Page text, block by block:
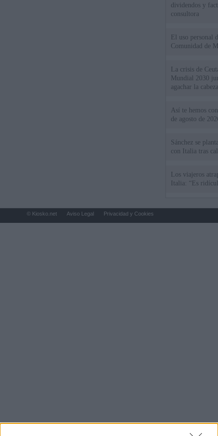
dividendos y
consultora
El uso personal
Comunidad de
La crisis de
Mundial 2030
agachar la
Así te hemos
de agosto de
Sánchez se
con Italia tras
Los viajeros
Italia: “Es
© Kiosko.net Aviso Legal Privacidad y Cookies